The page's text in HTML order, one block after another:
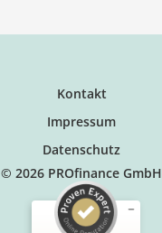
Kontakt
Impressum
Datenschutz
© 2026 PROfinance GmbH